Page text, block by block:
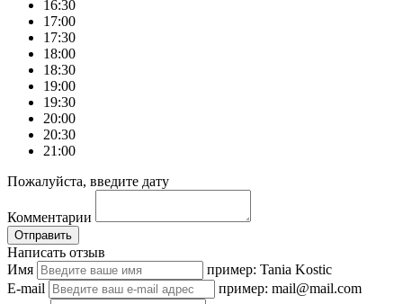
16:30
17:00
17:30
18:00
18:30
19:00
19:30
20:00
20:30
21:00
Пожалуйста, введите дату
Комментарии
Отправить
Написать отзыв
Имя
пример: Tania Kostic
E-mail
пример: mail@mail.com